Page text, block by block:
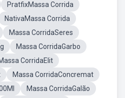
PratfixMassa Corrida
NativaMassa Corrida
Massa CorridaSeres
Massa CorridaGarbo
CorridaElit
Massa CorridaConcremat
Massa CorridaGalão